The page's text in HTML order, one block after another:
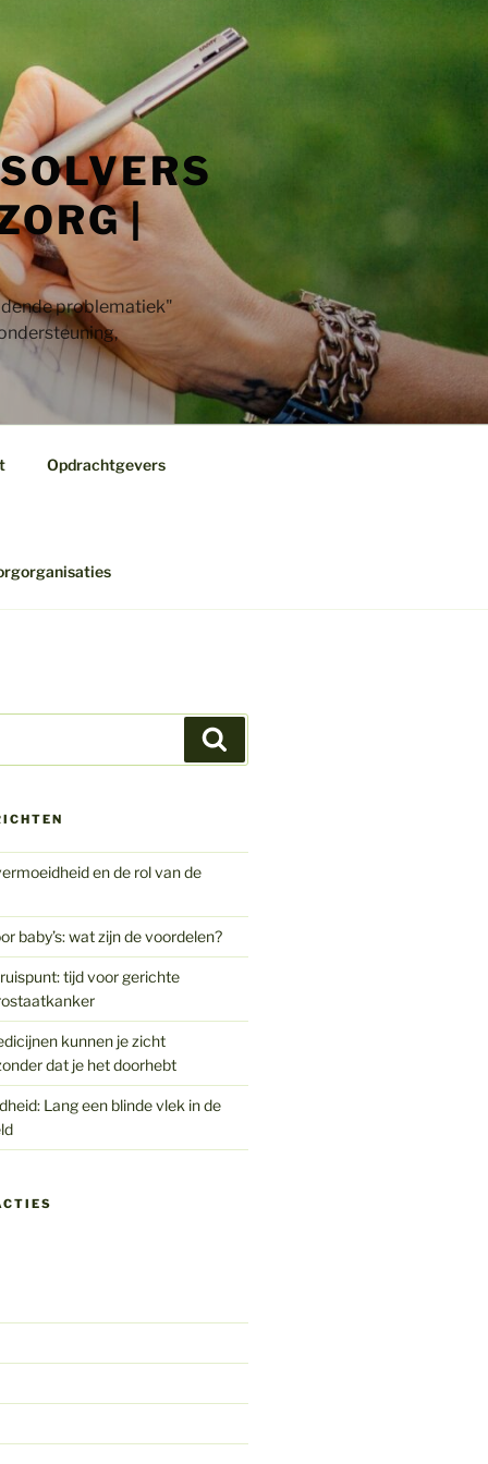
|
problematiek"​
Opdrachtgevers
en de rol van de
baby’s: wat zijn de voordelen?
tijd voor gerichte
kunnen je zicht
dat je het doorhebt
Lang een blinde vlek in de